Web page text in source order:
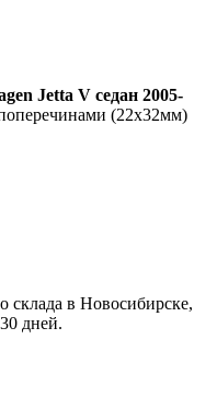
Jetta V седан 2005-
(22х32мм)
склада в Новосибирске,
дней.